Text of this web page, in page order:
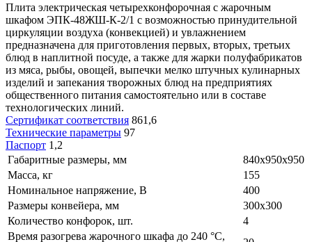
Плита электрическая четырехконфорочная с жарочным
шкафом ЭПК-48ЖШ-К-2/1 с возможностью принудительной
циркуляции воздуха (конвекцией) и увлажнением
предназначена для приготовления первых, вторых, третьих
блюд в наплитной посуде, а также для жарки полуфабрикатов
из мяса, рыбы, овощей, выпечки мелко штучных кулинарных
изделий и запекания творожных блюд на предприятиях
общественного питания самостоятельно или в составе
технологических линий.
Сертификат соответствия 861,6
Технические параметры 97
Паспорт 1,2
Габаритные размеры, мм
840х950х950
Масса, кг
155
Номинальное напряжение, В
400
Размеры конвейера, мм
300х300
Количество конфорок, шт.
4
Время разогрева жарочного шкафа до 240 °C,